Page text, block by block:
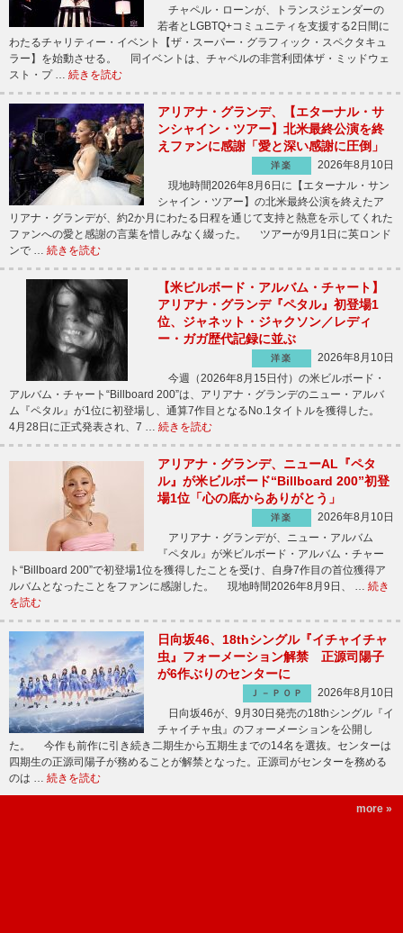
チャペル・ローンが、トランスジェンダーの
若者とLGBTQ+コミュニティを支援する2日間に
わたるチャリティー・イベント【ザ・スーパー・グラフィック・スペクタキュ
ラー】を始動させる。 同イベントは、チャペルの非営利団体ザ・ミッドウェ
スト・プ … 続きを読む
アリアナ・グランデ、【エターナル・サ
ンシャイン・ツアー】北米最終公演を終
えファンに感謝「愛と深い感謝に圧倒」
洋楽
2026年8月10日
現地時間2026年8月6日に【エターナル・サン
シャイン・ツアー】の北米最終公演を終えたア
リアナ・グランデが、約2か月にわたる日程を通じて支持と熱意を示してくれた
ファンへの愛と感謝の言葉を惜しみなく綴った。 ツアーが9月1日に英ロンド
ンで … 続きを読む
【米ビルボード・アルバム・チャート】
アリアナ・グランデ『ペタル』初登場1
位、ジャネット・ジャクソン／レディ
ー・ガガ歴代記録に並ぶ
洋楽
2026年8月10日
今週（2026年8月15日付）の米ビルボード・
アルバム・チャート“Billboard 200”は、アリアナ・グランデのニュー・アルバ
ム『ペタル』が1位に初登場し、通算7作目となるNo.1タイトルを獲得した。
4月28日に正式発表され、7 … 続きを読む
アリアナ・グランデ、ニューAL『ペタ
ル』が米ビルボード“Billboard 200”初登
場1位「心の底からありがとう」
洋楽
2026年8月10日
アリアナ・グランデが、ニュー・アルバム
『ペタル』が米ビルボード・アルバム・チャー
ト“Billboard 200”で初登場1位を獲得したことを受け、自身7作目の首位獲得ア
ルバムとなったことをファンに感謝した。 現地時間2026年8月9日、 … 続き
を読む
日向坂46、18thシングル『イチャイチャ
虫』フォーメーション解禁 正源司陽子
が6作ぶりのセンターに
Ｊ－ＰＯＰ
2026年8月10日
日向坂46が、9月30日発売の18thシングル『イ
チャイチャ虫』のフォーメーションを公開し
た。 今作も前作に引き続き二期生から五期生までの14名を選抜。センターは
四期生の正源司陽子が務めることが解禁となった。正源司がセンターを務める
のは … 続きを読む
more »